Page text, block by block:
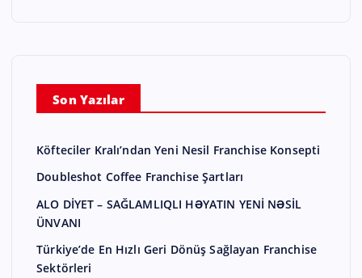
Son Yazılar
Köfteciler Kralı’ndan Yeni Nesil Franchise Konsepti
Doubleshot Coffee Franchise Şartları
ALO DİYET – SAĞLAMLIQLI HƏYATIN YENİ NƏSİL
ÜNVANI
Türkiye’de En Hızlı Geri Dönüş Sağlayan Franchise
Sektörleri